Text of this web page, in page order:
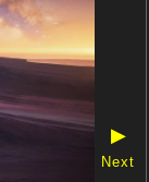
▶
Next